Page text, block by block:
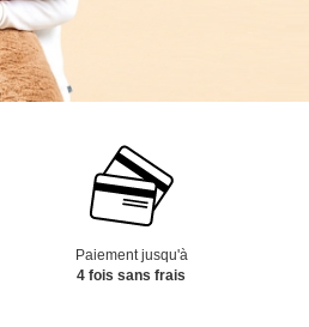
Paiement jusqu'à
4 fois sans frais